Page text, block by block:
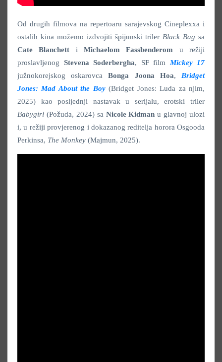
Od drugih filmova na repertoaru sarajevskog Cineplexxa i
ostalih kina možemo izdvojiti špijunski triler Black Bag sa
Cate Blanchett iMichaelom Fassbenderom u režiji
proslavljenog Stevena Soderbergha, SF film Mickey 17
južnokorejskog oskarovcaBonga Joona Hoa, Bridget
Jones: Mad About the Boy (Bridget Jones: Luda za njim,
2025) kao posljednji nastavak u serijalu, erotski triler
Babygirl (Požuda, 2024) sa Nicole Kidman u glavnoj ulozi
i, u režiji provjerenog i dokazanog reditelja horora Osgooda
Perkinsa, The Monkey (Majmun, 2025).